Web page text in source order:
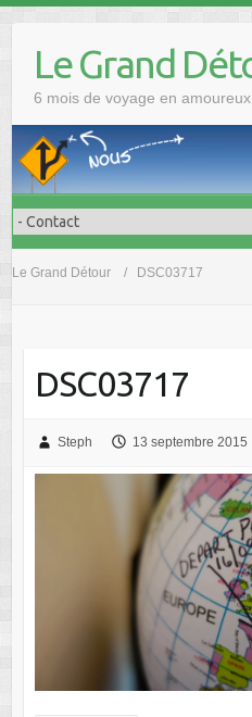
Le Grand
6 mois de voyage en
Le Grand Détour DSC03717
DSC03717
Steph 13 septembre 2015